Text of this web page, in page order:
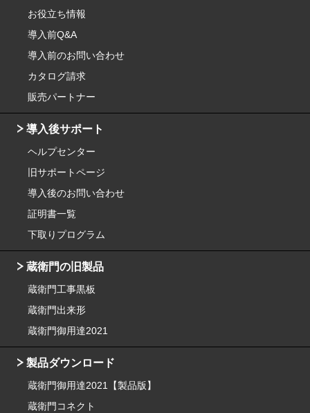
お役立ち情報
導入前Q&A
導入前のお問い合わせ
カタログ請求
販売パートナー
導入後サポート
ヘルプセンター
旧サポートページ
導入後のお問い合わせ
証明書一覧
下取りプログラム
蔵衛門の旧製品
蔵衛門工事黒板
蔵衛門出来形
蔵衛門御用達2021
製品ダウンロード
蔵衛門御用達2021【製品版】
蔵衛門コネクト